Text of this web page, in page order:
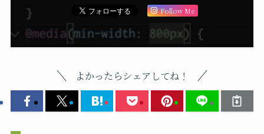
Follow Me
よかったらシェアしてね！